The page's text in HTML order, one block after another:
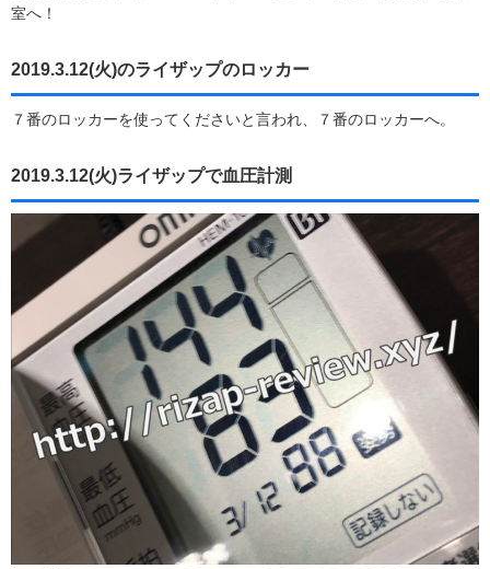
室へ！
2019.3.12(火)のライザップのロッカー
７番のロッカーを使ってくださいと言われ、７番のロッカーへ。
2019.3.12(火)ライザップで血圧計測